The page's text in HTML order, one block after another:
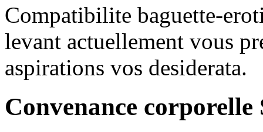
Compatibilite baguette-
levant actuellement vous
aspirations vos desiderata.
Convenance